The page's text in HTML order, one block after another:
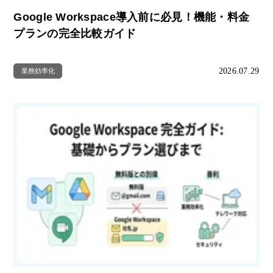
Google Workspace導入前に必見！機能・料金
プランの完全比較ガイド
業務効率化 2026.07.29